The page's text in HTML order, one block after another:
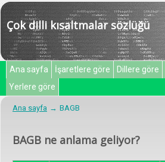
Çok dilli kısaltmalar sözlüğü
Ana sayfa İşaretlere göre Dillere göre
Yerlere göre
Ana sayfa BAGB
BAGB ne anlama geliyor?